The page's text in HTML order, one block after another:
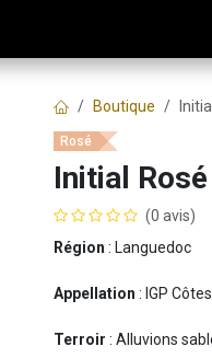
Boutique
Rosé
Initial Rosé
(0 avis)
Région : Languedoc
Appellation : IGP
Terroir : Alluvions